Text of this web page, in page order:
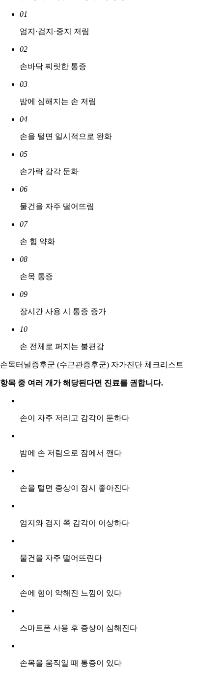
01
엄지·검지·중지 저림
02
손바닥 찌릿한 통증
03
밤에 심해지는 손 저림
04
손을 털면 일시적으로 완화
05
손가락 감각 둔화
06
물건을 자주 떨어뜨림
07
손 힘 약화
08
손목 통증
09
장시간 사용 시 통증 증가
10
손 전체로 퍼지는 불편감
손목터널증후군 (수근관증후군) 자가진단 체크리스트
항목 중 여러 개가 해당된다면 진료를 권합니다.
손이 자주 저리고 감각이 둔하다
밤에 손 저림으로 잠에서 깬다
손을 털면 증상이 잠시 좋아진다
엄지와 검지 쪽 감각이 이상하다
물건을 자주 떨어뜨린다
손에 힘이 약해진 느낌이 있다
스마트폰 사용 후 증상이 심해진다
손목을 움직일 때 통증이 있다